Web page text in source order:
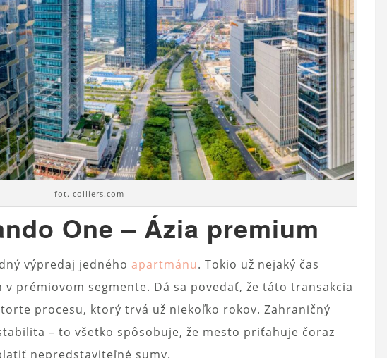
fot. colliers.com
One – Ázia premium
výpredaj jedného apartmánu. Tokio už nejaký čas
v prémiovom segmente. Dá sa povedať, že táto transakcia
procesu, ktorý trvá už niekoľko rokov. Zahraničný
– to všetko spôsobuje, že mesto priťahuje čoraz
nepredstaviteľné sumy.